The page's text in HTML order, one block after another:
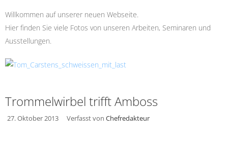
e
Willkommen auf unserer neuen Webseite.
Hier finden Sie viele Fotos von unseren Arbeiten, Seminaren und
Ausstellungen.
Trommelwirbel trifft Amboss
27. Oktober 2013 Verfasst von Chefredakteur